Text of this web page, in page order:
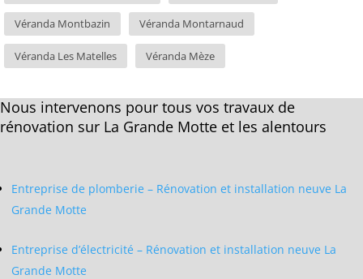
Véranda Montbazin Véranda Montarnaud
Véranda Les Matelles Véranda Mèze
Nous intervenons pour tous vos travaux de
rénovation sur La Grande Motte et les alentours
Entreprise de plomberie – Rénovation et installation neuve La
Grande Motte
Entreprise d’électricité – Rénovation et installation neuve La
Grande Motte